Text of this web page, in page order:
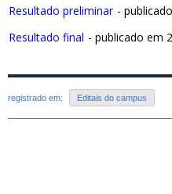
Resultado preliminar -
Resultado final - publicado em
registrado em: Editais do campus